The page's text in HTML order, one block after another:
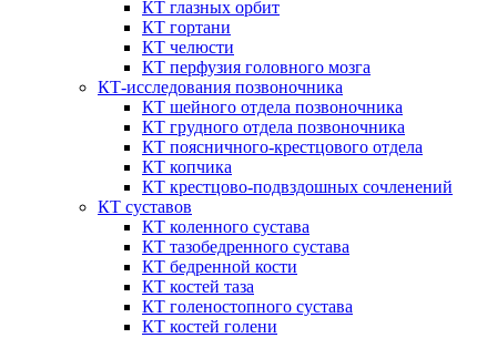
КТ глазных орбит
КТ гортани
КТ челюсти
КТ перфузия головного мозга
КТ-исследования позвоночника
КТ шейного отдела позвоночника
КТ грудного отдела позвоночника
КТ поясничного-крестцового отдела
КТ копчика
КТ крестцово-подвздошных сочленений
КТ суставов
КТ коленного сустава
КТ тазобедренного сустава
КТ бедренной кости
КТ костей таза
КТ голеностопного сустава
КТ костей голени